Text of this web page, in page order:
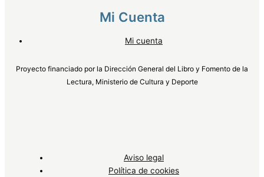
Mi Cuenta
Mi cuenta
Proyecto financiado por la Dirección General del Libro y Fomento de la
Lectura, Ministerio de Cultura y Deporte
Aviso legal
Política de cookies